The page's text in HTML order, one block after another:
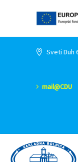
Sveti Duh
mail@CDU